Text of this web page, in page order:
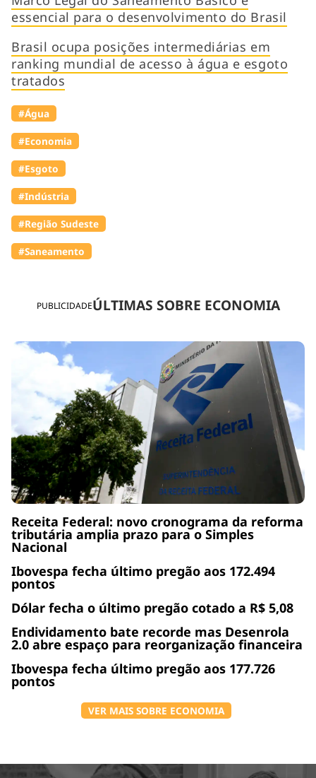
PUBLICIDADEÚLTIMAS SOBRE ECONOMIA
Receita Federal: novo cronograma da reforma
tributária amplia prazo para o Simples
Nacional
Ibovespa fecha último pregão aos 172.494
pontos
Dólar fecha o último pregão cotado a R$ 5,08
Endividamento bate recorde mas Desenrola
2.0 abre espaço para reorganização financeira
Ibovespa fecha último pregão aos 177.726
pontos
VER MAIS SOBRE ECONOMIA
essencial para o desenvolvimento do Brasil
Brasil ocupa posições intermediárias em
ranking mundial de acesso à água e esgoto
tratados
#Água
#Economia
#Esgoto
#Indústria
#Região Sudeste
#Saneamento